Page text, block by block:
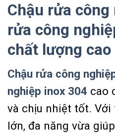
Chậu rửa
rửa công
chất lượng cao
Chậu rửa công
nghiệp inox 304 cao
và chịu nhiệt tốt.
lớn, đa năng vừa